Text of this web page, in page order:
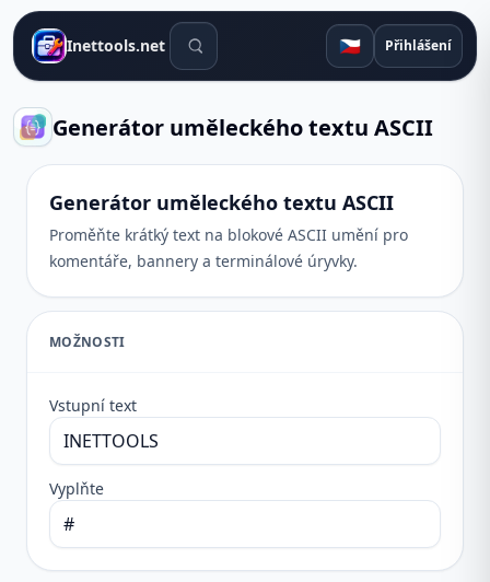
Inettools.net Vyhledávací nástroje 🇨🇿 Přihlášení
Generátor uměleckého textu ASCII
Generátor uměleckého textu ASCII
Proměňte krátký text na blokové ASCII umění pro
komentáře, bannery a terminálové úryvky.
MOŽNOSTI
Vstupní text
Vyplňte